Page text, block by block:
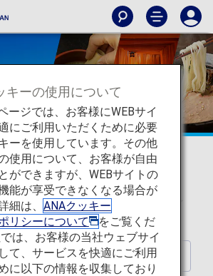
力を見つけよう
ホテル
を取り揃え、オンライン予約でマイル
ANAワールドホテル」！
キーの使用について
ージでは、お客様にWEBサイ
にご利用いただくために必要
ーを使用しています。その他
使用について、お客様が自由
ができますが、WEBサイトの
能が享受できなくなる場合が
細は、 ANAクッキー
リシーについて
をご覧くだ
は、お客様の当社ウェブサイ
て、サービスを快適にご利用
に以下の情報を収集しており